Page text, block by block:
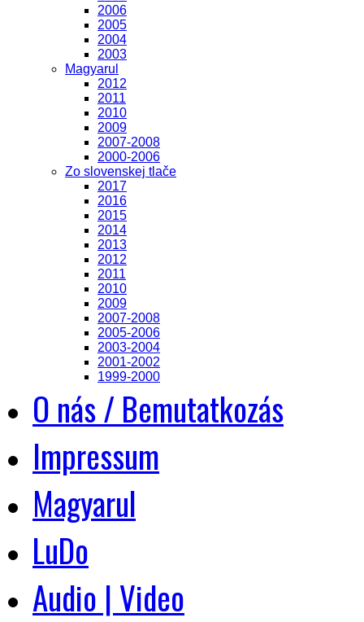
2006
2005
2004
2003
Magyarul
2012
2011
2010
2009
2007-2008
2000-2006
Zo slovenskej tlače
2017
2016
2015
2014
2013
2012
2011
2010
2009
2007-2008
2005-2006
2003-2004
2001-2002
1999-2000
O nás / Bemutatkozás
Impressum
Magyarul
LuDo
Audio | Video